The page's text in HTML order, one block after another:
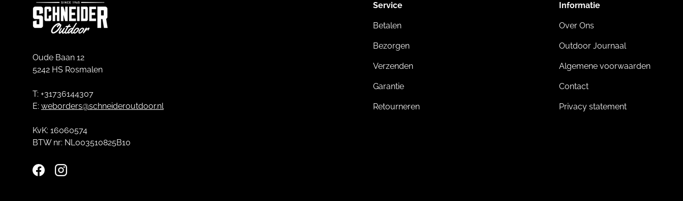
Oude Baan 12
5242 HS Rosmalen
T: +31736144307
E: weborders@schneideroutdoor.nl
KvK: 16060574
BTW nr: NL003510825B10
FacebookInstagram
Service
Betalen
Bezorgen
Verzenden
Garantie
Retourneren
Informatie
Over Ons
Outdoor Journaal
Algemene voorwaarden
Contact
Privacy statement